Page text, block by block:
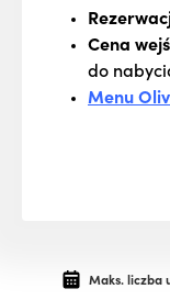
Cena
do
Menu
Maks. liczba